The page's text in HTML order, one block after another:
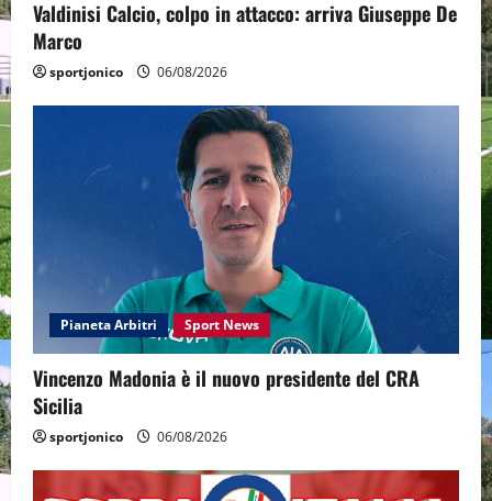
Valdinisi Calcio, colpo in attacco: arriva Giuseppe De
Marco
sportjonico 06/08/2026
Pianeta Arbitri Sport News
Vincenzo Madonia è il nuovo presidente del CRA
Sicilia
sportjonico 06/08/2026